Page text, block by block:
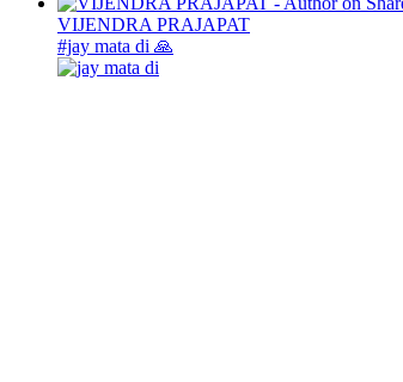
VIJENDRA PRAJAPAT
#jay mata di 🙏